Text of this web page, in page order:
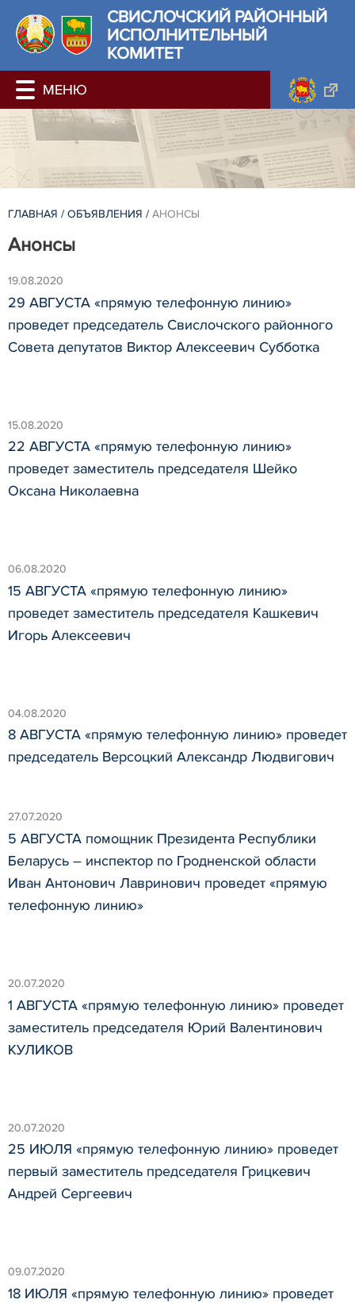
СВИСЛОЧСКИЙ РАЙОННЫЙ
ИСПОЛНИТЕЛЬНЫЙ
КОМИТЕТ
ГЛАВНАЯ / ОБЪЯВЛЕНИЯ / АНОНСЫ
Анонсы
19.08.2020
29 АВГУСТА «прямую телефонную линию»
проведет председатель Свислочского районного
Совета депутатов Виктор Алексеевич Субботка
15.08.2020
22 АВГУСТА «прямую телефонную линию»
проведет заместитель председателя Шейко
Оксана Николаевна
06.08.2020
15 АВГУСТА «прямую телефонную линию»
проведет заместитель председателя Кашкевич
Игорь Алексеевич
04.08.2020
8 АВГУСТА «прямую телефонную линию» проведет
председатель Версоцкий Александр Людвигович
27.07.2020
5 АВГУСТА помощник Президента Республики
Беларусь – инспектор по Гродненской области
Иван Антонович Лавринович проведет «прямую
телефонную линию»
20.07.2020
1 АВГУСТА «прямую телефонную линию» проведет
заместитель председателя Юрий Валентинович
КУЛИКОВ
20.07.2020
25 ИЮЛЯ «прямую телефонную линию» проведет
первый заместитель председателя Грицкевич
Андрей Сергеевич
09.07.2020
18 ИЮЛЯ «прямую телефонную линию» проведет